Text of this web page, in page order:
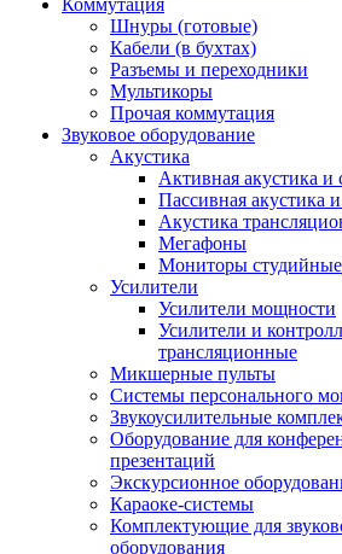
Коммутация
Шнуры (готовые)
Кабели (в бухтах)
Разъемы и переходники
Мультикоры
Прочая коммутация
Звуковое оборудование
Акустика
Активная акустика и
Пассивная акустика
Акустика
Мегафоны
Мониторы студийные
Усилители
Усилители мощности
Усилители и
трансляционные
Микшерные пульты
Системы персонального
Звукоусилительные
Оборудование для
презентаций
Экскурсионное
Караоке-системы
Комплектующие для
оборудования